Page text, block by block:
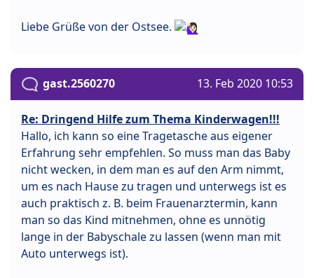
Liebe Grüße von der Ostsee.
gast.2560270 13. Feb 2020 10:53
Re: Dringend Hilfe zum Thema Kinderwagen!!!
Hallo, ich kann so eine Tragetasche aus eigener
Erfahrung sehr empfehlen. So muss man das Baby
nicht wecken, in dem man es auf den Arm nimmt,
um es nach Hause zu tragen und unterwegs ist es
auch praktisch z. B. beim Frauenarztermin, kann
man so das Kind mitnehmen, ohne es unnötig
lange in der Babyschale zu lassen (wenn man mit
Auto unterwegs ist).